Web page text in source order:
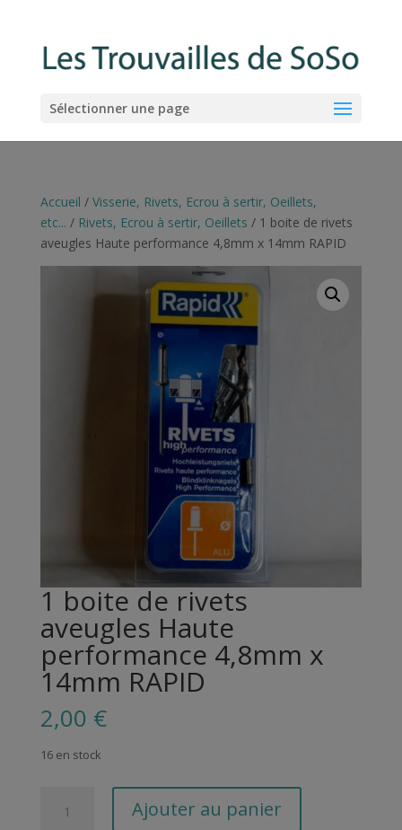
Sélectionner une page
Accueil / Visserie, Rivets, Ecrou à sertir, Oeillets,
etc... / Rivets, Ecrou à sertir, Oeillets / 1 boite de rivets
aveugles Haute performance 4,8mm x 14mm RAPID
1 boite de rivets
aveugles Haute
performance 4,8mm x
14mm RAPID
2,00 €
16 en stock
Ajouter au panier